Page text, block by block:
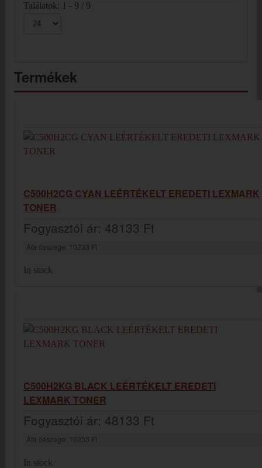
Találatok: 1 - 9 / 9
Termékek
C500H2CG CYAN LEÉRTÉKELT EREDETI LEXMARK
TONER
Fogyasztói ár: 48133 Ft
Áfa összege: 10233 Ft
In stock
C500H2KG BLACK LEÉRTÉKELT EREDETI
LEXMARK TONER
Fogyasztói ár: 48133 Ft
Áfa összege: 10233 Ft
In stock